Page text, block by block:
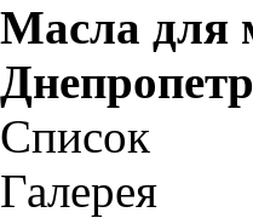
Масла для
Список
Галерея